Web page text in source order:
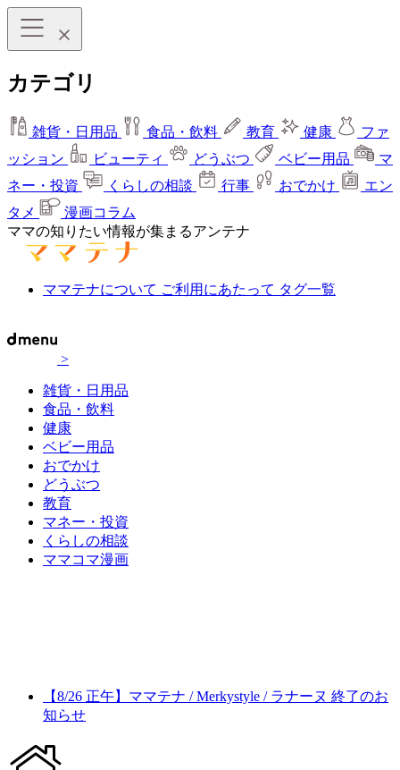
カテゴリ
雑貨・日用品 食品・飲料 教育 健康
ファ
ッション
ビューティ どうぶつ ベビー用品
マ
ネー・投資
くらしの相談 行事 おでかけ
エン
タメ
漫画コラム
ママの知りたい情報が集まるアンテナ
ママテナについて ご利用にあたって タグ一覧
>
雑貨・日用品
食品・飲料
健康
ベビー用品
おでかけ
どうぶつ
教育
マネー・投資
くらしの相談
ママコマ漫画
【8/26 正午】ママテナ / Merkystyle / ラナーヌ 終了のお
知らせ